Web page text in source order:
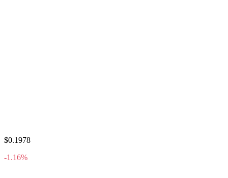
$0.1978
-1.16%